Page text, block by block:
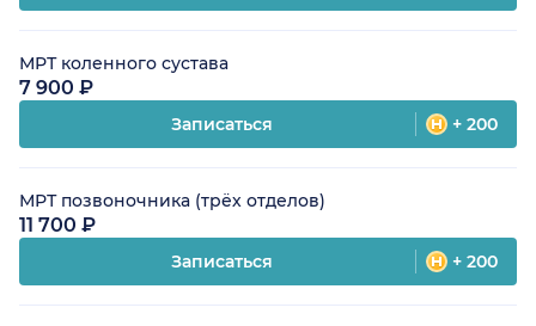
МРТ коленного сустава
7 900 ₽
Записаться + 200
МРТ позвоночника (трёх отделов)
11 700 ₽
Записаться + 200